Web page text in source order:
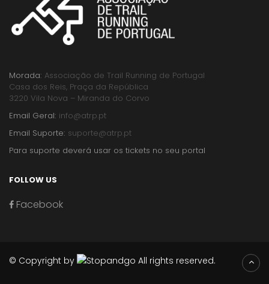
Morada: Associação de Trail Running de Portugal
Casa dos Reis, Praça da República
3220 Vila Nova – Miranda do Corvo
Email Geral: info@atrp.pt
Email Suporte: suporte@atrp.pt
Para suporte deverá usar os tickets no seu portal
FOLLOW US
Facebook
© Copyright by All rights reserved.